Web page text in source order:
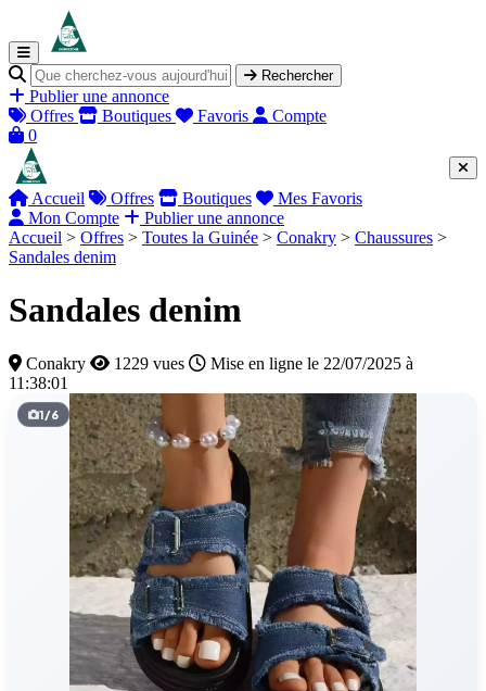
Rechercher
Publier une annonce
Offres
Boutiques Favoris
Compte
0
Accueil Offres Boutiques
Mes Favoris
Mon Compte
Publier une annonce
Accueil > Offres > Toutes la Guinée > Conakry > Chaussures >
Sandales denim
Sandales denim
Conakry 1229 vues
Mise en ligne le 22/07/2025 à
11:38:01
1/6